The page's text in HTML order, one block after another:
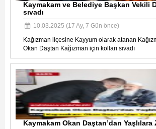
Kaymakam ve Belediye Başkan Vekili
sıvadı
10.03.2025 (17 Ay, 7 Gün önce)
Kağızman ilçesine Kayyum olarak atanan
Okan Daştan Kağızman için kolları sıvadı
Kaymakam Okan Daştan’dan Yaşlılara